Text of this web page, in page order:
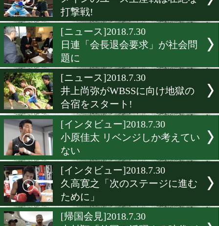
るだけ」
[ニュース]2018.7.31
今週の海外注目試合
[試合後会見]2018.7.30
メインのユース王座戦は壮
打撃戦!
[ニュース]2018.7.30
日連「会長退会要求」が社
題に
[ニュース]2018.7.30
井上尚弥がWBSSに向け地